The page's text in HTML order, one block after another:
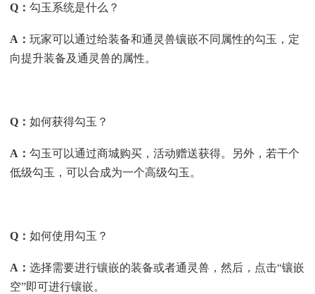
Q ：勾玉系统是什么？
A ：玩家可以通过给装备和通灵兽镶嵌不同属性的勾玉，定
向提升装备及通灵兽的属性。
Q ：如何获得勾玉？
A ：勾玉可以通过商城购买，活动赠送获得。另外，若干个
低级勾玉，可以合成为一个高级勾玉。
Q ：如何使用勾玉？
A ：选择需要进行镶嵌的装备或者通灵兽，然后，点击“镶嵌
空”即可进行镶嵌。